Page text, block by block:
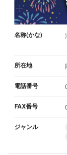
名称(かな)
所在地
電話番号
FAX番号
ジャンル